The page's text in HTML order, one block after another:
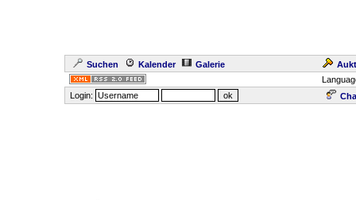
Suchen Kalender Galerie
Login: